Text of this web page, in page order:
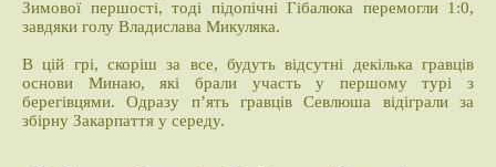
Зимової першості, тоді підопічні Гібалюка перемогли 1:0,
завдяки голу Владислава Микуляка.
В цій грі, скоріш за все, будуть відсутні декілька гравців
основи Минаю, які брали участь у першому турі з
берегівцями. Одразу п’ять гравців Севлюша відіграли за
збірну Закарпаття у середу.